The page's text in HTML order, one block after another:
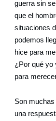
guerra sin
que el
situaciones
podemos
hice para
¿Por qué yo
para
Son
una